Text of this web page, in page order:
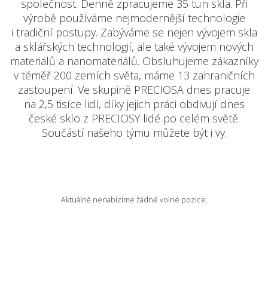
MODERNÍ SKLÁŘSTVÍ
KONTAKT
VOLNÁ MÍSTA
společnost. Denně zpracujeme 35 tun skla. Při
výrobě používáme nejmodernější technologie
i tradiční postupy. Zabýváme se nejen vývojem skla
a sklářských technologií, ale také vývojem nových
materiálů a nanomateriálů. Obsluhujeme zákazníky
v téměř 200 zemích světa, máme 13 zahraničních
zastoupení. Ve skupině PRECIOSA dnes pracuje
na 2,5 tisíce lidí, díky jejich práci obdivují dnes
české sklo z PRECIOSY lidé po celém světě.
Součástí našeho týmu můžete být i vy.
Aktuálně nenabízíme žádné volné pozice.